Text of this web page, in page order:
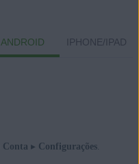
ANDROID IPHONE/IPAD
Conta ▸ Configurações.